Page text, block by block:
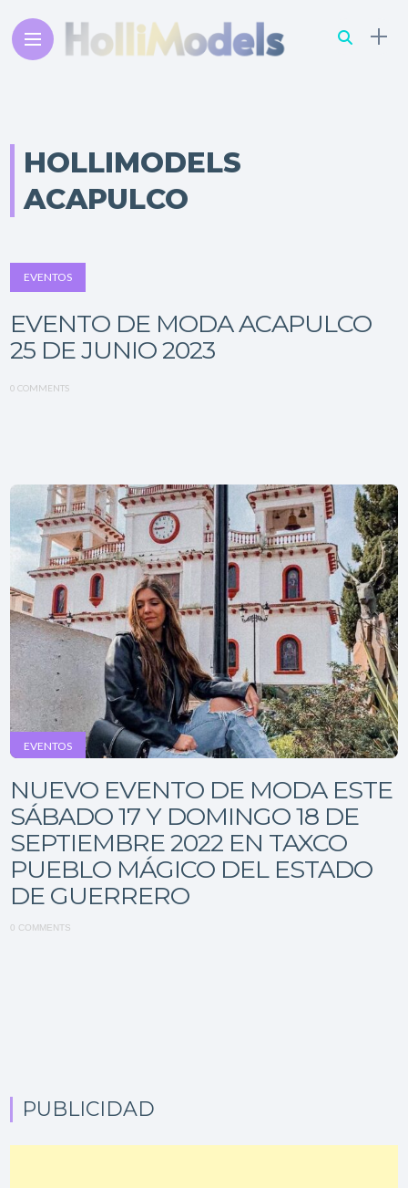
HOLLIMODELS
ACAPULCO
EVENTOS
EVENTO DE MODA ACAPULCO
25 DE JUNIO 2023
0 COMMENTS
EVENTOS
NUEVO EVENTO DE MODA ESTE
SÁBADO 17 Y DOMINGO 18 DE
SEPTIEMBRE 2022 EN TAXCO
PUEBLO MÁGICO DEL ESTADO
DE GUERRERO
0 COMMENTS
PUBLICIDAD